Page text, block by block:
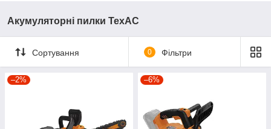
Акумуляторні пилки ТехАС
Сортування 0 Фільтри
–2% –6%